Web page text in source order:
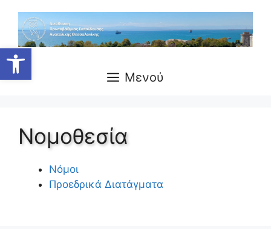
Ανοίξτε τη γραμμή εργαλείων
Μενού
Νομοθεσία
Νόμοι
Προεδρικά Διατάγματα